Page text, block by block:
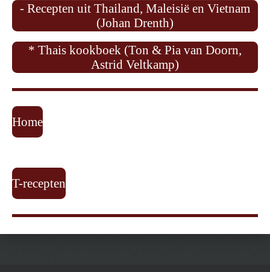
- Recepten uit Thailand, Maleisië en Vietnam
(Johan Drenth)
* Thais kookboek (Ton & Pia van Doorn,
Astrid Veltkamp)
Home
T-recepten